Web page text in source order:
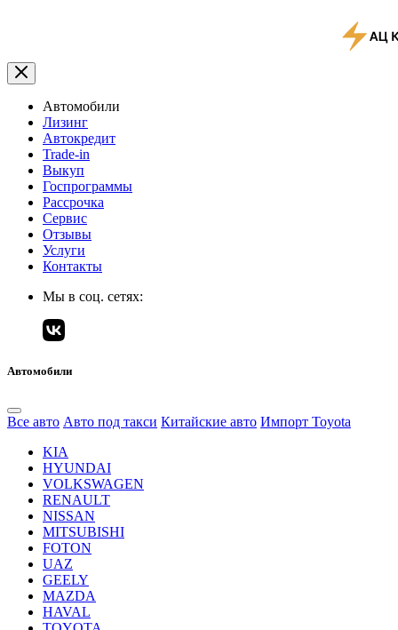
Автомобили
Лизинг
Автокредит
Trade-in
Выкуп
Госпрограммы
Рассрочка
Сервис
Отзывы
Услуги
Контакты
Мы в соц. сетях:
Автомобили
Все авто Авто под такси Китайские авто Импорт Toyota
KIA
HYUNDAI
VOLKSWAGEN
RENAULT
NISSAN
MITSUBISHI
FOTON
UAZ
GEELY
MAZDA
HAVAL